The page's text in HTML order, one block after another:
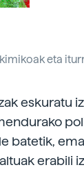
eta
eskuratu
batetik,
erabili